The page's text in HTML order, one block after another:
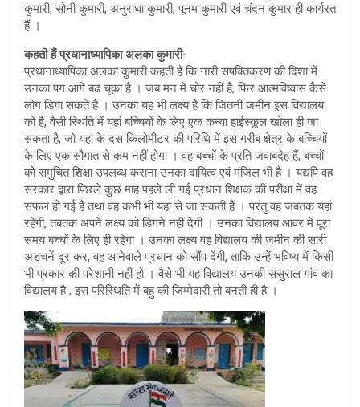
कुमारी, सोनी कुमारी, अनुराधा कुमारी, पूनम कुमारी एवं चंदन कुमार ही कार्यरत
हैं ।
कहती हैं प्रधानाध्यापिका अलका कुमारी-
प्रधानाध्यापिका अलका कुमारी कहती हैं कि नारी सषक्तिकरण की दिशा में
उनका पग आगे बढ चूका है । जब मन में चोर नहीं है, फिर आत्मविष्वास कैसे
लोग डिगा सकते हैं । उनका यह भी लक्ष्य है कि जितनी जमीन इस विद्यालय
को है, वैसी स्थिति में यहां बच्चियों के लिए एक कन्या हाईस्कूल खोला ही जा
सकता है, जो यहां के दस किलोमीटर की परिधि में इस गरीब क्षेत्र के बच्चियों
के लिए एक सौगात से कम नहीं होगा । वह बच्चों के प्रति जवाबदेह हैं, बच्चों
को समुचित शिक्षा उपलब्ध कराना उनका दायित्व एवं मंजिल भी है । यद्यपि वह
सरकार द्वारा पिछले कुछ माह पहले ली गई प्रधान शिक्षक की परीक्षा में वह
सफल हो गई हैं तथा वह कभी भी यहां से जा सकती हैं । परंतु वह जबतक यहां
रहेंगी, तबतक अपने लक्ष्य को डिगने नहीं देंगी । उनका विद्यालय आवर में पूरा
समय बच्चों के लिए ही रहेगा । उनका लक्ष्य वह विद्यालय की जमीन की सारी
अडचनें दूर कर, वह आनेवाले प्रधान को सौंप देंगी, ताकि उन्हें भविष्य में किसी
भी प्रकार की परेशानी नहीं हो । वैसे भी यह विद्यालय उनकी ससुराल गांव का
विद्यालय है , इस परिस्थिति में बहु की जिम्मेदारी तो बनती ही है ।